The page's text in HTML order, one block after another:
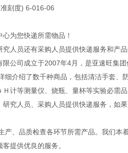
刻度) 6-016-06
为您快递所需物品！
究人员还有采购人员提供快递服务和产
限公司成立于2007年4月，是亚速旺集
细介绍了数千种商品，包括清洁手套、
Ｈ计等测量仪、烧瓶、量杯等实验必需
研究人员、采购人员提供快递服务，如
产、品质检查各环节所需产品。我们本
提供优良的服务。